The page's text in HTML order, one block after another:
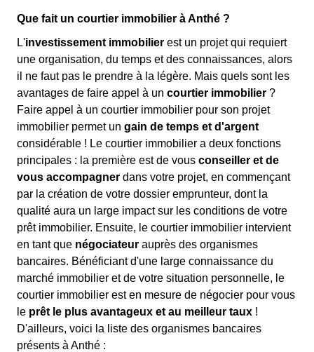
Que fait un courtier immobilier à Anthé ?
L'investissement immobilier est un projet qui requiert
une organisation, du temps et des connaissances, alors
il ne faut pas le prendre à la légère. Mais quels sont les
avantages de faire appel à un courtier immobilier ?
Faire appel à un courtier immobilier pour son projet
immobilier permet un gain de temps et d'argent
considérable ! Le courtier immobilier a deux fonctions
principales : la première est de vous conseiller et de
vous accompagner dans votre projet, en commençant
par la création de votre dossier emprunteur, dont la
qualité aura un large impact sur les conditions de votre
prêt immobilier. Ensuite, le courtier immobilier intervient
en tant que négociateur auprès des organismes
bancaires. Bénéficiant d'une large connaissance du
marché immobilier et de votre situation personnelle, le
courtier immobilier est en mesure de négocier pour vous
le prêt le plus avantageux et au meilleur taux !
D'ailleurs, voici la liste des organismes bancaires
présents à Anthé :